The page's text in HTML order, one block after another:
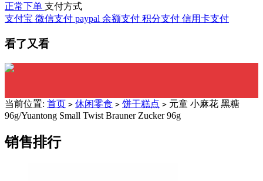
正常下单 支付方式
支付宝 微信支付 paypal 余额支付 积分支付 信用卡支付
看了又看
当前位置: 首页 > 休闲零食 > 饼干糕点 > 元童 小麻花 黑糖
96g/Yuantong Small Twist Brauner Zucker 96g
销售排行